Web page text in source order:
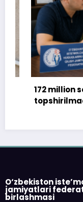
172 million
topshirilmadi…
O‘zbekiston
jamiyatlari
birlashmasi